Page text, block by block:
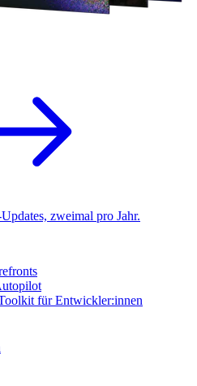
zweimal pro Jahr.
für Entwickler:innen